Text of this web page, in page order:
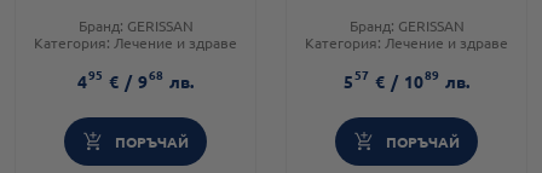
Бранд: GERISSAN
Категория: Лечение и здраве
495 € / 968 лв.
ПОРЪЧАЙ
Бранд: GERISSAN
Категория: Лечение и здраве
557 € / 1089 лв.
ПОРЪЧАЙ